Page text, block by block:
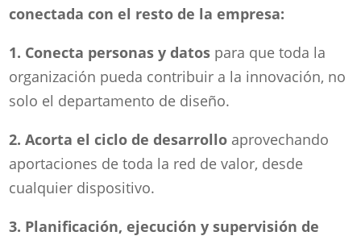
conectada con el resto de la empresa:
1. Conecta personas y datos para que toda la
organización pueda contribuir a la innovación, no
solo el departamento de diseño.
2. Acorta el ciclo de desarrollo aprovechando
aportaciones de toda la red de valor, desde
cualquier dispositivo.
3. Planificación, ejecución y supervisión de